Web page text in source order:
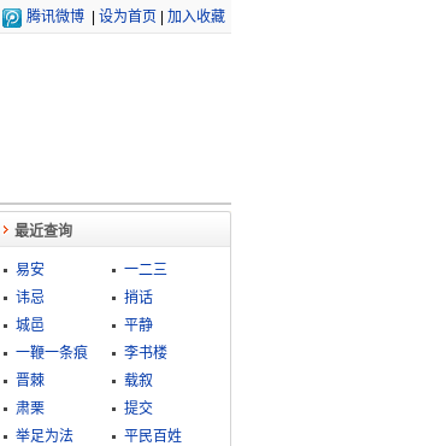
腾讯微博 设为首页 加入收藏
最近查询
易安
一二三
讳忌
捎话
城邑
平静
一鞭一条痕
李书楼
晋棘
载叙
肃栗
提交
举足为法
平民百姓